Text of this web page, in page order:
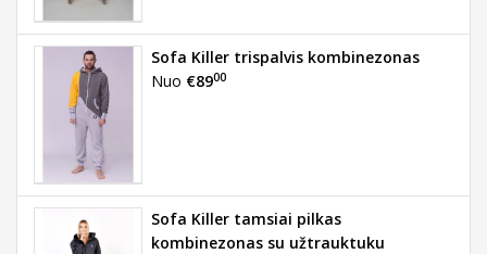
Sofa Killer trispalvis kombinezonas
Nuo €8900
Sofa Killer tamsiai pilkas
kombinezonas su užtrauktuku